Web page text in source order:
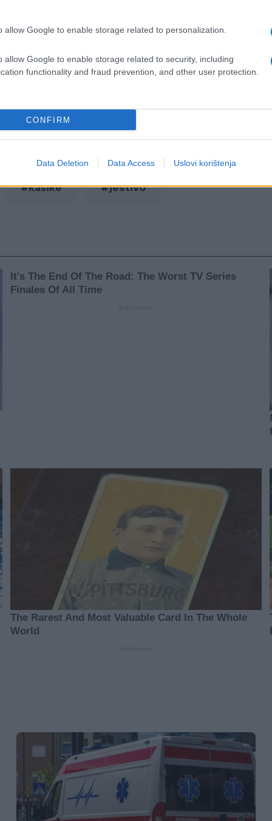
allow Google to enable storage related to personalization.
allow Google to enable storage related to security, including
functionality and fraud prevention, and other user protection.
CONFIRM
Data Deletion Data Access Uslovi korištenja
#kašike #jestivo